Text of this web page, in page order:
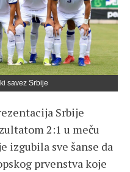
savez Srbije
Srbije
2:1 u meču
izgubila sve šanse da
prvenstva koje